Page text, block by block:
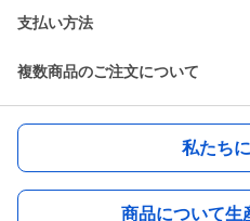
支払い方法
複数商品のご注文について
私たち
商品について生